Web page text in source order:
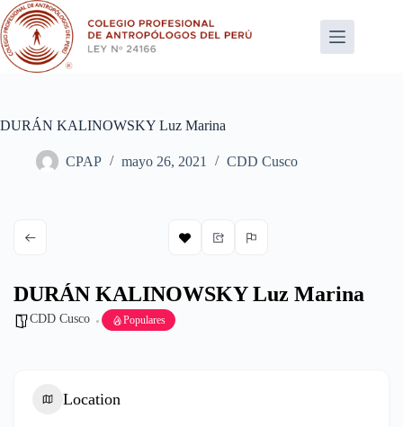
Saltar
al
contenido
DURÁN KALINOWSKY Luz Marina
CPAP mayo 26, 2021 CDD Cusco
DURÁN KALINOWSKY Luz Marina
CDD Cusco Populares
Location